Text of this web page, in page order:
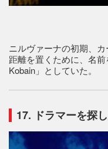
ニルヴァーナの初期、
距離を置くために、名
Kobain」としていた。
17. ドラマーを探